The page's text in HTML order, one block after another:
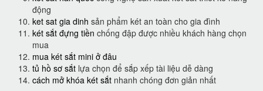
động
ket sat gia dinh sản phẩm két an toàn cho gia đình
két sắt đựng tiền chống đập được nhiều khách hàng chọn
mua
mua két sắt mini ở đâu
tủ hồ sơ sắt lựa chọn để sắp xếp tài liệu dễ dàng
cách mở khóa két sắt nhanh chóng đơn giản nhất